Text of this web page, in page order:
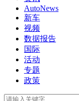
AutoNews
新车
视频
数据报告
国际
活动
专题
政策